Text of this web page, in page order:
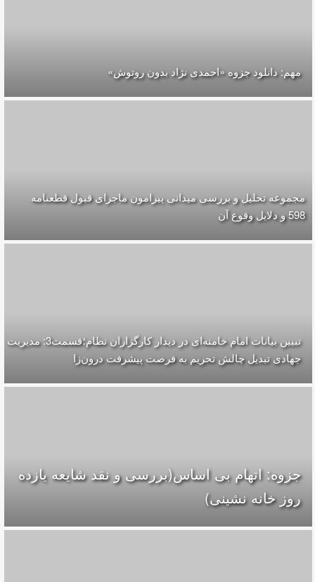
مهم: دانلود جزوه «احمدی نژاد بدون روتوش»
مجموعه تحلیل و بررسی میدانی پیرامون ماجرای قبول قطعنامه
598 و دلایل وقوع آن
تبیین بیانات امام خامنه‌ای در دیدار کارگزاران نظام؛قسمت3: مدیریت
جهادی تبدیل چالش تحریم به فرصت پیشرفت درون‌زا
جزوه: اتهام بی اساس(بررسی و نقد شایعه یازده
روز خانه نشینی)